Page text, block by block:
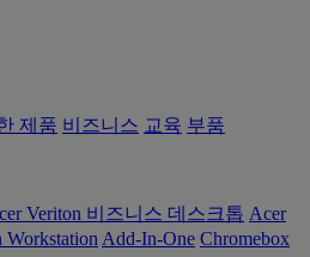
제품 비즈니스 교육 부품
Veriton 비즈니스 데스크톱 Acer
Workstation Add-In-One Chromebox